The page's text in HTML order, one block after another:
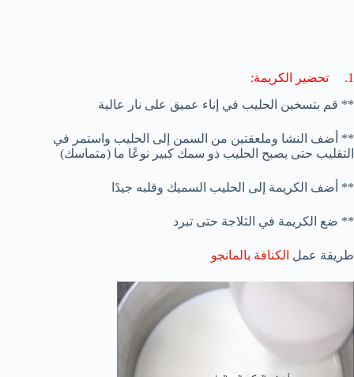
1. تحضير الكريمة:
** قم بتسخين الحليب في إناء عميق على نار عالية
** أضف النشا وملعقتين من السمن إلى الحليب واستمر في
التقليب حتى يصبح الحليب ذو سمك كبير نوعًا ما (متماسك)
** أضف الكريمة إلى الحليب السميك وقلبه جيدًا
** ضع الكريمة في الثلاجة حتى تبرد
طريقة عمل الكنافة بالمانجو